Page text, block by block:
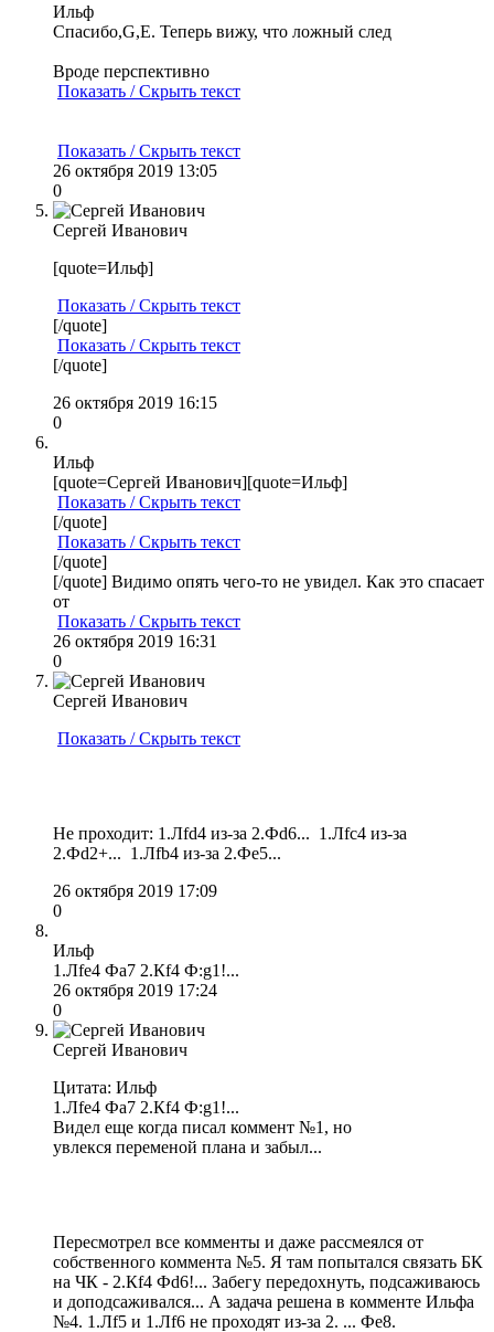
Ильф
Спасибо,G,E. Теперь вижу, что ложный след
Вроде перспективно
Показать / Скрыть текст
Показать / Скрыть текст
26 октября 2019 13:05
0
Сергей Иванович
[quote=Ильф]
Показать / Скрыть текст
[/quote]
Показать / Скрыть текст
[/quote]
26 октября 2019 16:15
0
Ильф
[quote=Сергей Иванович][quote=Ильф]
Показать / Скрыть текст
[/quote]
Показать / Скрыть текст
[/quote]
[/quote] Видимо опять чего-то не увидел. Как это спасает
от
Показать / Скрыть текст
26 октября 2019 16:31
0
Сергей Иванович
Показать / Скрыть текст
Не проходит: 1.Лfd4 из-за 2.Фd6... 1.Лfс4 из-за
2.Фd2+... 1.Лfb4 из-за 2.Фе5...
26 октября 2019 17:09
0
Ильф
1.Лfе4 Фа7 2.Кf4 Ф:g1!...
26 октября 2019 17:24
0
Сергей Иванович
Цитата: Ильф
1.Лfе4 Фа7 2.Кf4 Ф:g1!...
Видел еще когда писал коммент №1, но
увлекся переменой плана и забыл...
Пересмотрел все комменты и даже рассмеялся от
собственного коммента №5. Я там попытался связать БК
на ЧК - 2.Кf4 Фd6!... Забегу передохнуть, подсаживаюсь
и доподсаживался... А задача решена в комменте Ильфа
№4. 1.Лf5 и 1.Лf6 не проходят из-за 2. ... Фе8.